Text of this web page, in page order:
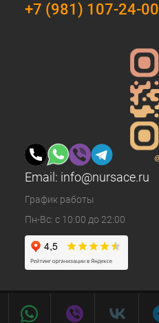
+7 (981) 107-24-00
Email: info@nursace.ru
График работы
Пн-Вс: с 10:00 до 22:00